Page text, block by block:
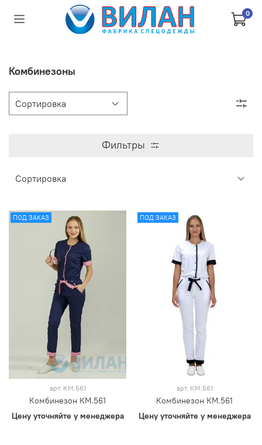
0
Комбинезоны
Фильтры
ПОД ЗАКАЗ
арт. КМ.561
Комбинезон КМ.561
Цену уточняйте у менеджера
ПОД ЗАКАЗ
арт. КМ.561
Комбинезон КМ.561
Цену уточняйте у менеджера